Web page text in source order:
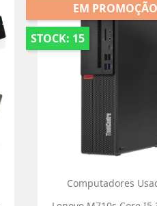
EM
STOCK: 15
Computadores